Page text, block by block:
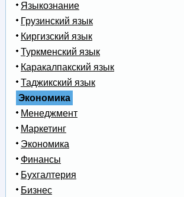
Языкознание
Грузинский язык
Киргизский язык
Туркменский язык
Каракалпакский язык
Таджикский язык
Экономика
Менеджмент
Маркетинг
Экономика
Финансы
Бухгалтерия
Бизнес